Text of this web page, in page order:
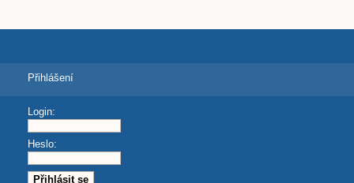
Přihlášení
Login:
Heslo: